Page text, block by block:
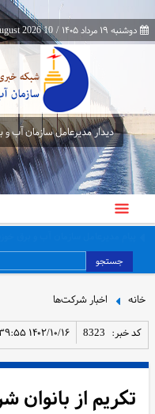
دوشنبه ۱۹ مرداد ۱۴۰۵ /
10 August 2026
دیدار مدیرعامل سازمان آب و
جستجو
خانه اخبار شرکت‌ها
کد خبر: 8323 ۱۴۰۲/۱۰/۱۶ ۱۰:۳۹:۵۵
تکریم از بانوان